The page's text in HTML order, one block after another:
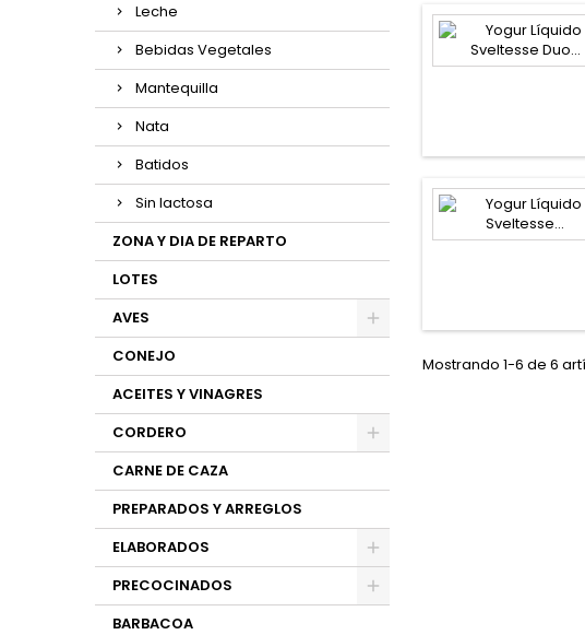
Leche
Bebidas Vegetales
Mantequilla
Nata
Batidos
Sin lactosa
ZONA Y DIA DE REPARTO
LOTES
AVES
CONEJO
ACEITES Y VINAGRES
CORDERO
CARNE DE CAZA
PREPARADOS Y ARREGLOS
ELABORADOS
PRECOCINADOS
BARBACOA
Mostrando 1-6 de 6